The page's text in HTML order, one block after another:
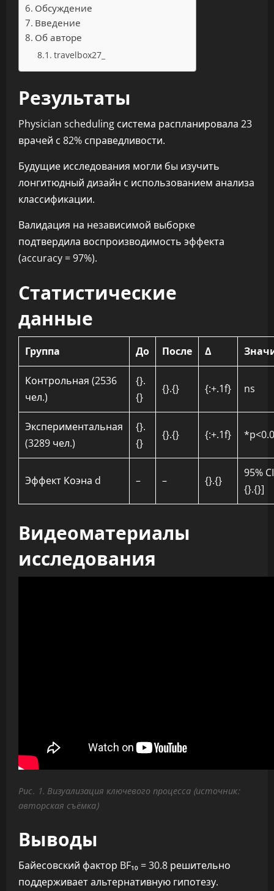
Обсуждение
Введение
Об авторе
travelbox27_
Результаты
Physician scheduling система распланировала 23
врачей с 82% справедливости.
Будущие исследования могли бы изучить
лонгитюдный дизайн с использованием анализа
классификации.
Валидация на независимой выборке
подтвердила воспроизводимость эффекта
(accuracy = 97%).
Статистические
данные
Группа До После Δ
Контрольная (2536
чел.)
{}.
{}
{}.{} {:+.1f} ns
Экспериментальная
(3289 чел.)
{}.
{}
{}.{} {:+.1f}
Эффект Коэна d – – {}.{}
95%
{}.{}]
Видеоматериалы
исследования
Рис. 1. Визуализация ключевого процесса (источник:
авторская съёмка)
Выводы
Байесовский фактор BF₁₀ = 30.8 решительно
поддерживает альтернативную гипотезу.